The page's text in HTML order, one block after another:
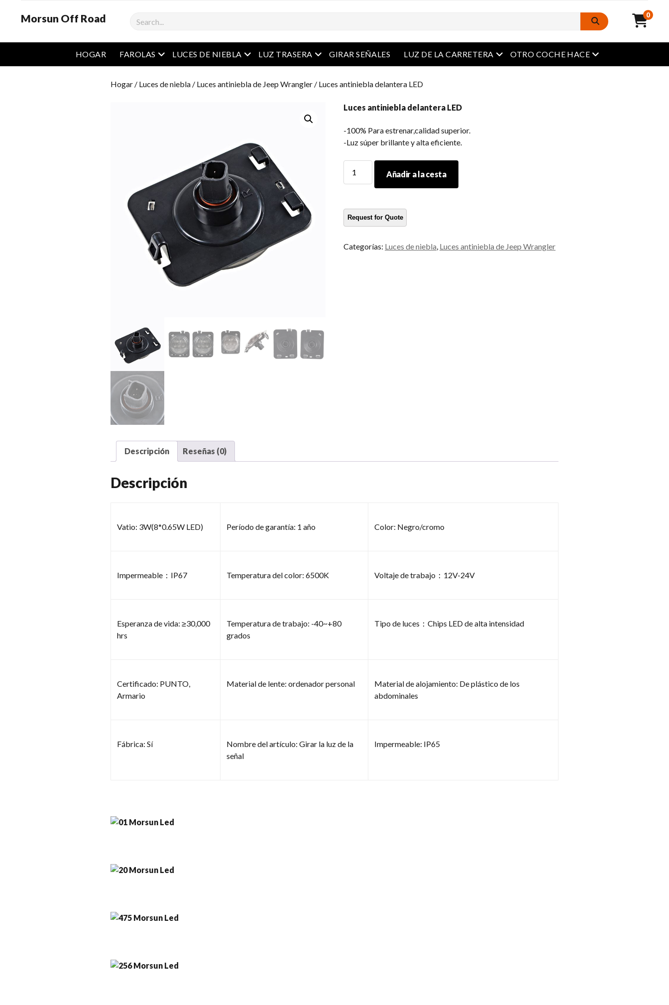
Morsun Off Road Buscar 0
HOGAR FAROLAS Menú abierto
LUCES DE NIEBLA Menú abierto
LUZ TRASERA Menú abierto
GIRAR SEÑALES LUZ DE LA CARRETERA Menú abierto
OTRO COCHE HACE Menú abierto
Hogar / Luces de niebla / Luces antiniebla de Jeep Wrangler / Luces antiniebla delantera LED
Luces antiniebla delantera LED
-100% Para estrenar,calidad superior.
-Luz súper brillante y alta eficiente.
antiniebla
delantera
cantidad
Añadir a la cesta
Categorías: Luces de niebla, Luces antiniebla de Jeep Wrangler
Descripción Reseñas (0)
Descripción
Vatio: 3W(8*0.65W LED) Período de garantía: 1 año Color: Negro/cromo
Impermeable：IP67 Temperatura del color: 6500K Voltaje de trabajo：12V-24V
Esperanza de vida: ≥30,000
hrs
Temperatura de trabajo: -40~+80
grados
Tipo de luces：Chips LED de alta intensidad
Certificado: PUNTO,
Armario
Material de lente: ordenador personal
Material de alojamiento: De plástico de los
abdominales
Fábrica: Sí
Nombre del artículo: Girar la luz de la
señal
Impermeable: IP65